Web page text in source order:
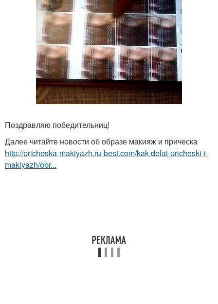
Поздравляю победительниц!
Далее читайте новости об образе макияж и прическа
http://pricheska-makiyazh.ru-best.com/kak-delat-pricheski-i-
makiyazh/obr...